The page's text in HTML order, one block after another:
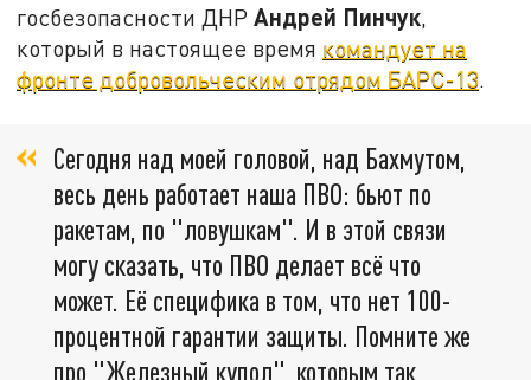
госбезопасности ДНРАндрей Пинчук,
который в настоящее время командует на
фронте добровольческим отрядом БАРС-13.
Сегодня над моей головой, над Бахмутом,
весь день работает наша ПВО: бьют по
ракетам, по "ловушкам". И в этой связи
могу сказать, что ПВО делает всё что
может. Её специфика в том, что нет 100-
процентной гарантии защиты. Помните же
про "Железный купол", которым так